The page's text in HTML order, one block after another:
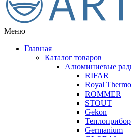
Меню
Главная
Каталог товаров
Алюминиевые
RIFAR
Royal Thermo
ROMMER
STOUT
Gekon
Теплоприбор
Germanium